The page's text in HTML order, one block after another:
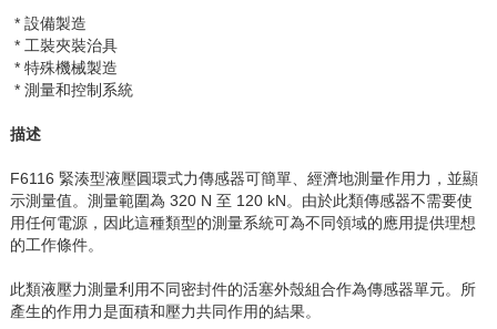
* 設備製造
* 工裝夾裝治具
* 特殊機械製造
* 測量和控制系統
描述
F6116 緊湊型液壓圓環式力傳感器可簡單、經濟地測量作用力，並顯
示測量值。測量範圍為 320 N 至 120 kN。由於此類傳感器不需要使
用任何電源，因此這種類型的測量系統可為不同領域的應用提供理想
的工作條件。
此類液壓力測量利用不同密封件的活塞外殼組合作為傳感器單元。所
產生的作用力是面積和壓力共同作用的結果。